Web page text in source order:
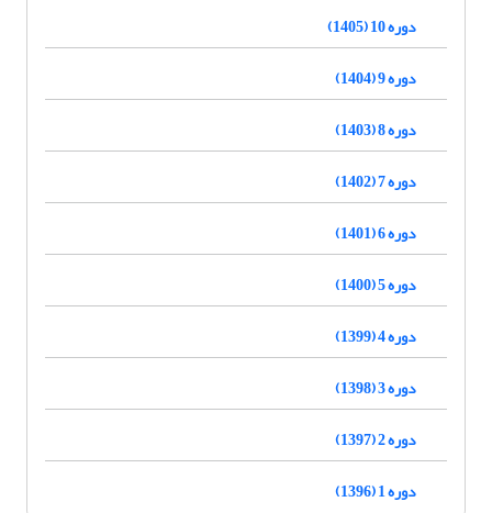
دوره 10 (1405)
دوره 9 (1404)
دوره 8 (1403)
دوره 7 (1402)
دوره 6 (1401)
دوره 5 (1400)
دوره 4 (1399)
دوره 3 (1398)
دوره 2 (1397)
دوره 1 (1396)